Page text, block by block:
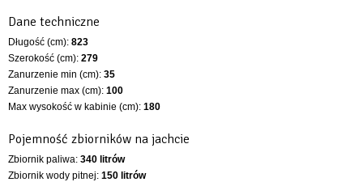
Dane techniczne
Długość (cm): 823
Szerokość (cm): 279
Zanurzenie min (cm): 35
Zanurzenie max (cm): 100
Max wysokość w kabinie (cm): 180
Pojemność zbiorników na jachcie
Zbiornik paliwa: 340 litrów
Zbiornik wody pitnej: 150 litrów